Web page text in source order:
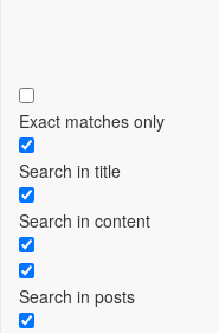
Exact matches only
Search in title
Search in content
Search in posts